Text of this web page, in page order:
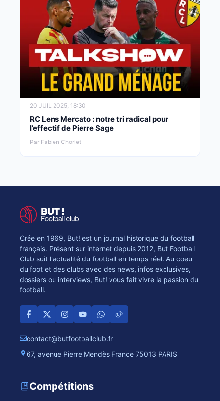
20 JUIL 2025, 18:30
RC Lens Mercato : notre tri radical pour
l’effectif de Pierre Sage
Par Fabien Chorlet
Crée en 1969, But! est un journal historique du football
français. Présent sur internet depuis 2012, But Football
Club suit l'actualité du football en temps réel. Au coeur
du foot et des clubs avec des news, infos exclusives,
dossiers ou interviews, But! vous fait vivre la passion du
football.
contact@butfootballclub.fr
67, avenue Pierre Mendès France 75013 PARIS
Compétitions